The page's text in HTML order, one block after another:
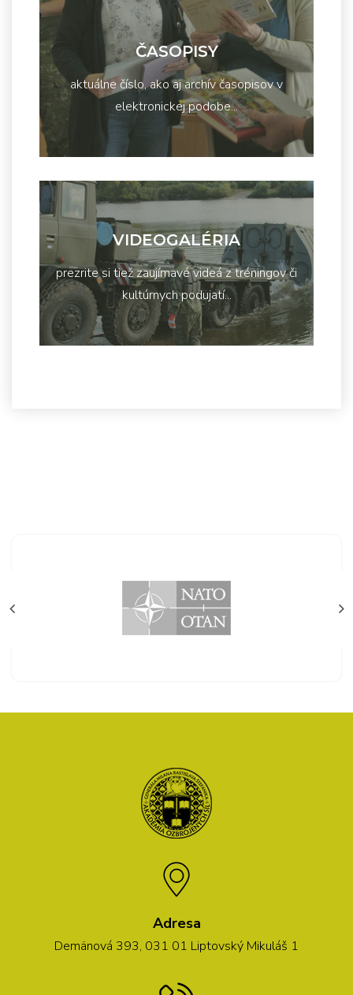
ČASOPISY
aktuálne číslo, ako aj archív časopisov v
elektronickej podobe...
VIDEOGALÉRIA
prezrite si tiež zaujímavé videá z tréningov či
kultúrnych podujatí...
Adresa
Demänová 393, 031 01 Liptovský Mikuláš 1